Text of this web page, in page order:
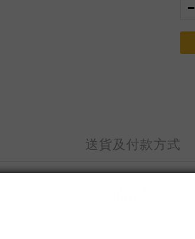
送貨及付款方式